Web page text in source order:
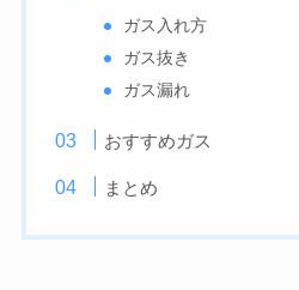
ガス入れ方
ガス抜き
ガス漏れ
おすすめガス
まとめ